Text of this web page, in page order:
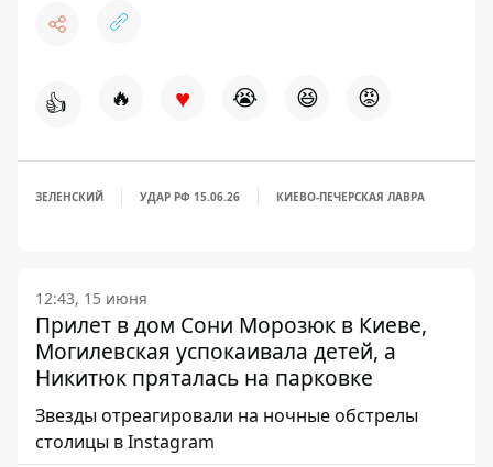
👍 🔥 ♥ 😭 😆 😡
ЗЕЛЕНСКИЙ УДАР РФ 15.06.26 КИЕВО-ПЕЧЕРСКАЯ ЛАВРА
12:43, 15 июня
Прилет в дом Сони Морозюк в Киеве,
Могилевская успокаивала детей, а
Никитюк пряталась на парковке
Звезды отреагировали на ночные обстрелы
столицы в Instagram